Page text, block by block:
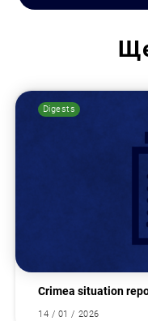
Digests
Crimea situation
14 / 01 / 2026